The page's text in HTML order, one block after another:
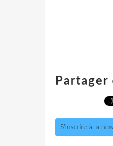
Partager
S'inscrire à la